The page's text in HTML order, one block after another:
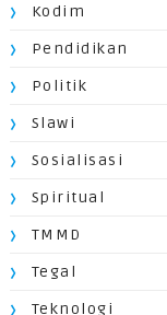
Kodim
Pendidikan
Politik
Slawi
Sosialisasi
Spiritual
TMMD
Tegal
Teknologi